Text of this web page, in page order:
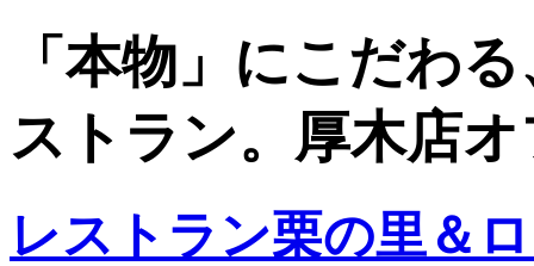
「本物」にこだわ
ストラン。厚木店
レストラン栗の里＆